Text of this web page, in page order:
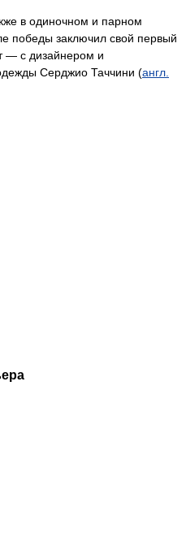
в одиночном и парном
победы заключил свой первый
— с дизайнером и
Серджио Таччини (англ.